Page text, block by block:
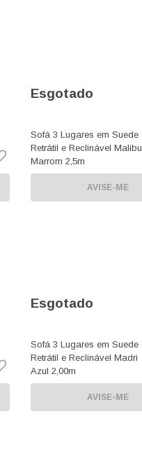
Esgotado
Sofá 3 Lugares em Suede
Retrátil e Reclinável Malibu
Marrom 2,5m
AVISE-ME
Esgotado
Sofá 3 Lugares em Suede
Retrátil e Reclinável Madri
Azul 2,00m
AVISE-ME